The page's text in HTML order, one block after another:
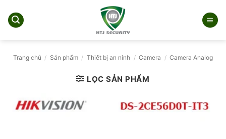
qua
Trang chủ / Sản phẩm / Thiết bị an ninh / Camera / Camera Analog
LỌC SẢN PHẨM